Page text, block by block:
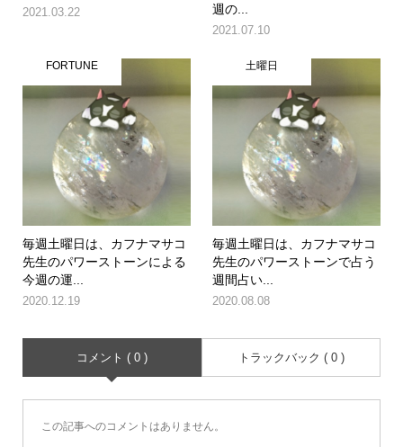
2021.03.22
週の...
2021.07.10
FORTUNE
毎週土曜日は、カフナマサコ
先生のパワーストーンによる
今週の運...
2020.12.19
土曜日
毎週土曜日は、カフナマサコ
先生のパワーストーンで占う
週間占い...
2020.08.08
コメント ( 0 ) トラックバック ( 0 )
この記事へのコメントはありません。